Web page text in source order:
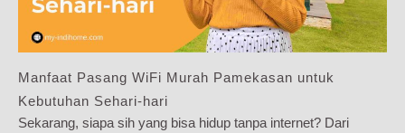
Manfaat Pasang WiFi Murah Pamekasan untuk
Kebutuhan Sehari-hari
Sekarang, siapa sih yang bisa hidup tanpa internet? Dari